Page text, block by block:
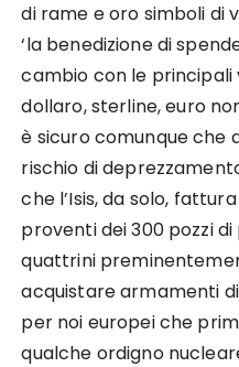
di rame e oro simboli di
‘la benedizione di
cambio con le principali
dollaro, sterline, euro
è sicuro comunque che
rischio di
che l’Isis, da solo,
proventi dei 300 pozzi
quattrini
acquistare armamenti
per noi europei che
qualche ordigno